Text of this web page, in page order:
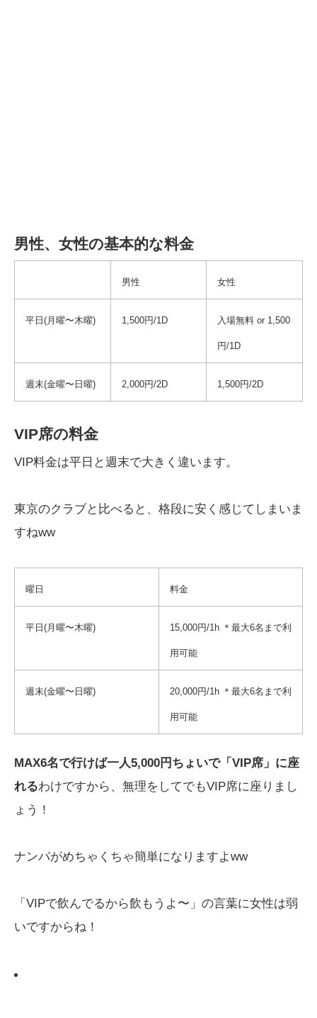
男性、女性の基本的な料金
男性 女性
平日(月曜〜木曜) 1,500円/1D 入場無料 or 1,500
円/1D
週末(金曜〜日曜) 2,000円/2D 1,500円/2D
VIP席の料金
VIP料金は平日と週末で大きく違います。
東京のクラブと比べると、格段に安く感じてしまいま
すねww
曜日 料金
平日(月曜〜木曜) 15,000円/1h ＊最大6名まで利
用可能
週末(金曜〜日曜) 20,000円/1h ＊最大6名まで利
用可能
MAX6名で行けば一人5,000円ちょいで「VIP席」に座
れるわけですから、無理をしてでもVIP席に座りまし
ょう！
ナンパがめちゃくちゃ簡単になりますよww
「VIPで飲んでるから飲もうよ〜」の言葉に女性は弱
いですからね！